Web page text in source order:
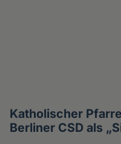
Katholischer
Berliner CSD als